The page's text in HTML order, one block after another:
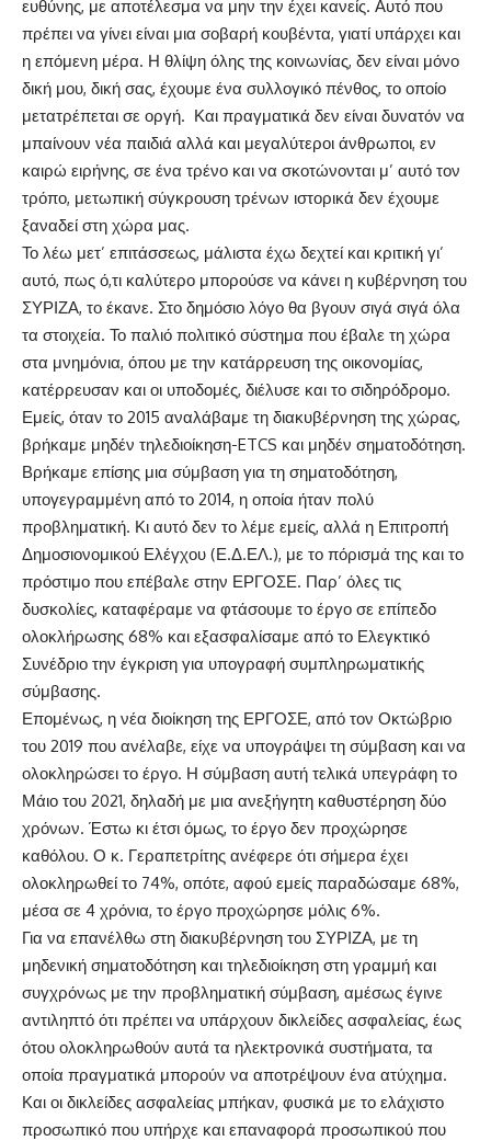
ευθύνης, με αποτέλεσμα να μην την έχει κανείς. Αυτό που
πρέπει να γίνει είναι μια σοβαρή κουβέντα, γιατί υπάρχει και
η επόμενη μέρα. Η θλίψη όλης της κοινωνίας, δεν είναι μόνο
δική μου, δική σας, έχουμε ένα συλλογικό πένθος, το οποίο
μετατρέπεται σε οργή. Και πραγματικά δεν είναι δυνατόν να
μπαίνουν νέα παιδιά αλλά και μεγαλύτεροι άνθρωποι, εν
καιρώ ειρήνης, σε ένα τρένο και να σκοτώνονται μ’ αυτό τον
τρόπο, μετωπική σύγκρουση τρένων ιστορικά δεν έχουμε
ξαναδεί στη χώρα μας.
Το λέω μετ’ επιτάσσεως, μάλιστα έχω δεχτεί και κριτική γι’
αυτό, πως ό,τι καλύτερο μπορούσε να κάνει η κυβέρνηση του
ΣΥΡΙΖΑ, το έκανε. Στο δημόσιο λόγο θα βγουν σιγά σιγά όλα
τα στοιχεία. Το παλιό πολιτικό σύστημα που έβαλε τη χώρα
στα μνημόνια, όπου με την κατάρρευση της οικονομίας,
κατέρρευσαν και οι υποδομές, διέλυσε και το σιδηρόδρομο.
Εμείς, όταν το 2015 αναλάβαμε τη διακυβέρνηση της χώρας,
βρήκαμε μηδέν τηλεδιοίκηση-ETCS και μηδέν σηματοδότηση.
Βρήκαμε επίσης μια σύμβαση για τη σηματοδότηση,
υπογεγραμμένη από το 2014, η οποία ήταν πολύ
προβληματική. Κι αυτό δεν το λέμε εμείς, αλλά η Επιτροπή
Δημοσιονομικού Ελέγχου (Ε.Δ.ΕΛ.), με το πόρισμά της και το
πρόστιμο που επέβαλε στην ΕΡΓΟΣΕ. Παρ’ όλες τις
δυσκολίες, καταφέραμε να φτάσουμε το έργο σε επίπεδο
ολοκλήρωσης 68% και εξασφαλίσαμε από το Ελεγκτικό
Συνέδριο την έγκριση για υπογραφή συμπληρωματικής
σύμβασης.
Επομένως, η νέα διοίκηση της ΕΡΓΟΣΕ, από τον Οκτώβριο
του 2019 που ανέλαβε, είχε να υπογράψει τη σύμβαση και να
ολοκληρώσει το έργο. Η σύμβαση αυτή τελικά υπεγράφη το
Μάιο του 2021, δηλαδή με μια ανεξήγητη καθυστέρηση δύο
χρόνων. Έστω κι έτσι όμως, το έργο δεν προχώρησε
καθόλου. Ο κ. Γεραπετρίτης ανέφερε ότι σήμερα έχει
ολοκληρωθεί το 74%, οπότε, αφού εμείς παραδώσαμε 68%,
μέσα σε 4 χρόνια, το έργο προχώρησε μόλις 6%.
Για να επανέλθω στη διακυβέρνηση του ΣΥΡΙΖΑ, με τη
μηδενική σηματοδότηση και τηλεδιοίκηση στη γραμμή και
συγχρόνως με την προβληματική σύμβαση, αμέσως έγινε
αντιληπτό ότι πρέπει να υπάρχουν δικλείδες ασφαλείας, έως
ότου ολοκληρωθούν αυτά τα ηλεκτρονικά συστήματα, τα
οποία πραγματικά μπορούν να αποτρέψουν ένα ατύχημα.
Και οι δικλείδες ασφαλείας μπήκαν, φυσικά με το ελάχιστο
προσωπικό που υπήρχε και επαναφορά προσωπικού που